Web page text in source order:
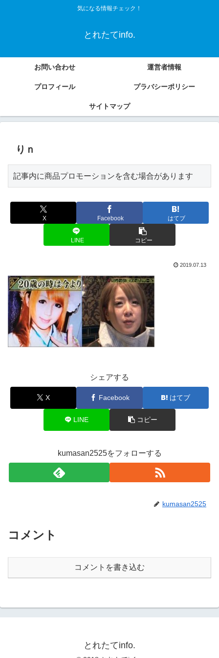
気になる情報チェック！
とれたてinfo.
お問い合わせ 運営者情報
プロフィール プラバシーポリシー
サイトマップ
りｎ
記事内に商品プロモーションを含む場合があります
X Facebook はてブ
LINE コピー
2019.07.13
シェアする
X Facebook はてブ
LINE コピー
kumasan2525をフォローする
kumasan2525
コメント
コメントを書き込む
とれたてinfo.